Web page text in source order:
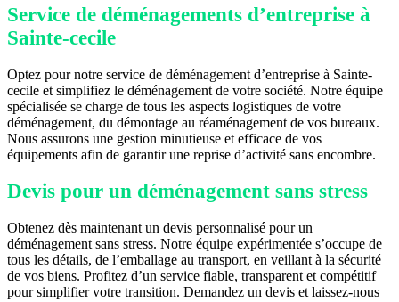
Service de déménagements d’entreprise à
Sainte-cecile
Optez pour notre service de déménagement d’entreprise à Sainte-
cecile et simplifiez le déménagement de votre société. Notre équipe
spécialisée se charge de tous les aspects logistiques de votre
déménagement, du démontage au réaménagement de vos bureaux.
Nous assurons une gestion minutieuse et efficace de vos
équipements afin de garantir une reprise d’activité sans encombre.
Devis pour un déménagement sans stress
Obtenez dès maintenant un devis personnalisé pour un
déménagement sans stress. Notre équipe expérimentée s’occupe de
tous les détails, de l’emballage au transport, en veillant à la sécurité
de vos biens. Profitez d’un service fiable, transparent et compétitif
pour simplifier votre transition. Demandez un devis et laissez-nous